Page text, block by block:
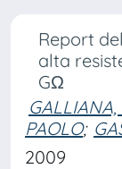
Report
alta
GΩ
GALLIANA,
PAOLO;
2009